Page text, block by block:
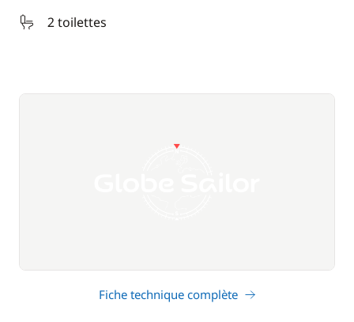
2 toilettes
Fiche technique complète